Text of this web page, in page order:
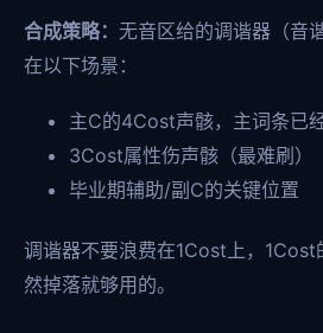
合成策略： 无音区给的调谐器（音
在以下场景：
主C的4Cost声骸，主词条已
3Cost属性伤声骸（最难刷）
毕业期辅助/副C的关键位置
调谐器不要浪费在1Cost上，1Cost
然掉落就够用的。